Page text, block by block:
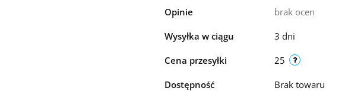
Opinie brak ocen
Wysyłka w ciągu 3 dni
Cena przesyłki 25
Dostępność Brak towaru